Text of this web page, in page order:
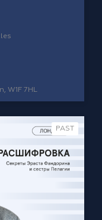
W1F 7HL
PAST